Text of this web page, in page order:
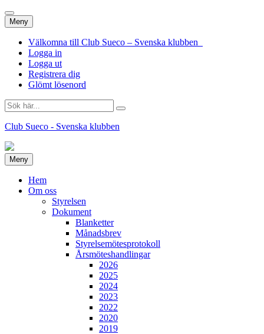
Meny Hoppa
till
innehåll
Välkomna till Club Sueco – Svenska klubben
Logga in
Logga ut
Registrera dig
Glömt lösenord
Sök
efter:
Club Sueco - Svenska klubben
Meny Hoppa
till
innehåll
Hem
Om oss
Styrelsen
Dokument
Blanketter
Månadsbrev
Styrelsemötesprotokoll
Årsmöteshandlingar
2026
2025
2024
2023
2022
2020
2019